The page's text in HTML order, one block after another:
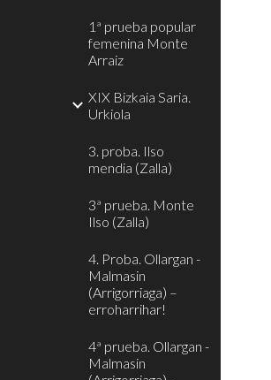
1ª prueba popular
femenina Monte
Arraiz
XIX Bizkaia Saria.
Urkiola
3. proba. Ilso
mendia (Zalla)
3ª prueba. Monte
Ilso (Zalla)
4. Proba. Ollargan -
Malmasin
(Arrigorriaga) –
erroharrihar!
4ª prueba. Ollargan -
Malmasin